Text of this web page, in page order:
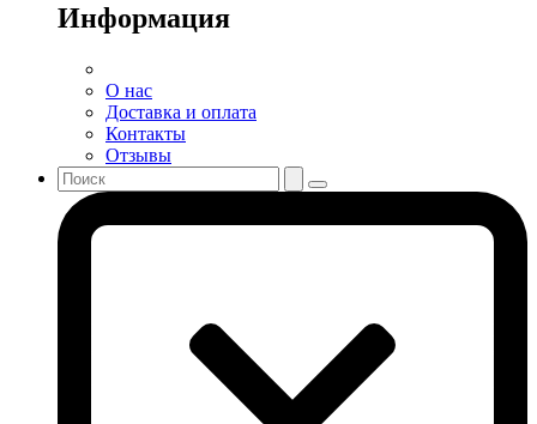
Информация
О нас
Доставка и оплата
Контакты
Отзывы